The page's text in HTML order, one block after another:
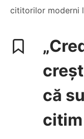
cititorilor moderni
că
citim